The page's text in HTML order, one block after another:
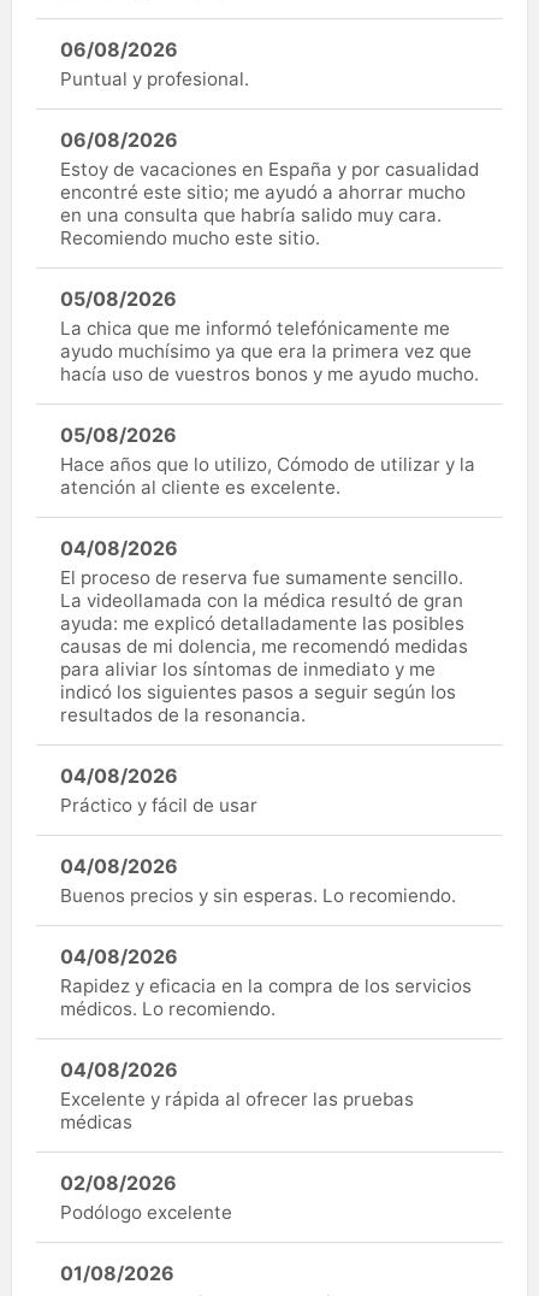
06/08/2026
Puntual y profesional.
06/08/2026
Estoy de vacaciones en España y por casualidad
encontré este sitio; me ayudó a ahorrar mucho
en una consulta que habría salido muy cara.
Recomiendo mucho este sitio.
05/08/2026
La chica que me informó telefónicamente me
ayudo muchísimo ya que era la primera vez que
hacía uso de vuestros bonos y me ayudo mucho.
05/08/2026
Hace años que lo utilizo, Cómodo de utilizar y la
atención al cliente es excelente.
04/08/2026
El proceso de reserva fue sumamente sencillo.
La videollamada con la médica resultó de gran
ayuda: me explicó detalladamente las posibles
causas de mi dolencia, me recomendó medidas
para aliviar los síntomas de inmediato y me
indicó los siguientes pasos a seguir según los
resultados de la resonancia.
04/08/2026
Práctico y fácil de usar
04/08/2026
Buenos precios y sin esperas. Lo recomiendo.
04/08/2026
Rapidez y eficacia en la compra de los servicios
médicos. Lo recomiendo.
04/08/2026
Excelente y rápida al ofrecer las pruebas
médicas
02/08/2026
Podólogo excelente
01/08/2026